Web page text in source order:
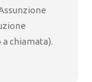
chiamata).